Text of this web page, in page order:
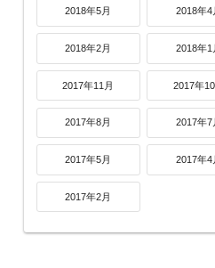
2018年5月 2018年4
2018年2月 2018年1
2017年11月 2017年
2017年8月 2017年7
2017年5月 2017年4
2017年2月